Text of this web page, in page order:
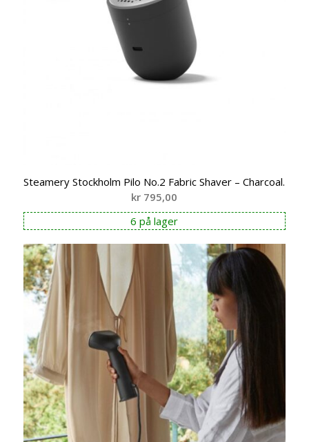
Steamery Stockholm Pilo No.2 Fabric Shaver – Charcoal.
kr 795,00
6 på lager